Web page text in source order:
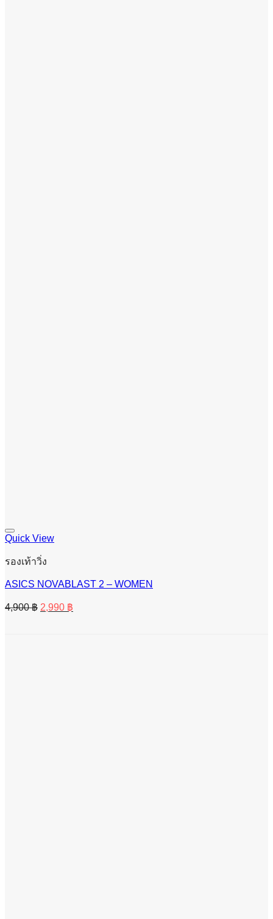
Quick View
รองเท้าวิ่ง
ASICS NOVABLAST 2 – WOMEN
4,900฿ Original
price
2,990 ฿
price